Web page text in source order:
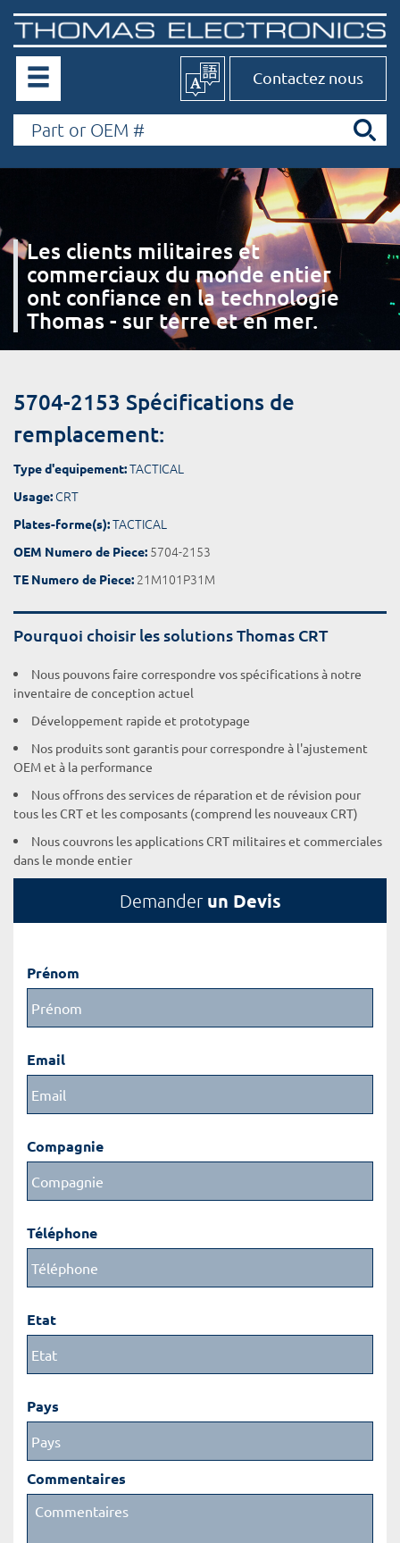
Contactez nous
Les clients militaires et
commerciaux du monde entier
ont confiance en la technologie
Thomas - sur terre et en mer.
5704-2153 Spécifications de
remplacement:
Type d'equipement:TACTICAL
Usage: CRT
Plates-forme(s):TACTICAL
OEM Numero de Piece: 5704-2153
TE Numero de Piece: 21M101P31M
Pourquoi choisir les solutions Thomas CRT
Nous pouvons faire correspondre vos spécifications à notre
inventaire de conception actuel
Développement rapide et prototypage
Nos produits sont garantis pour correspondre à l'ajustement
OEM et à la performance
Nous offrons des services de réparation et de révision pour
tous les CRT et les composants (comprend les nouveaux CRT)
Nous couvrons les applications CRT militaires et commerciales
dans le monde entier
Demander un Devis
Prénom
Email
Compagnie
Téléphone
Etat
Pays
Commentaires